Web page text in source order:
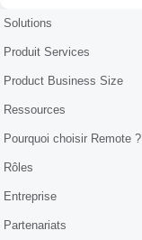
Solutions
Produit Services
Product Business Size
Ressources
Pourquoi choisir Remote ?
Rôles
Entreprise
Partenariats